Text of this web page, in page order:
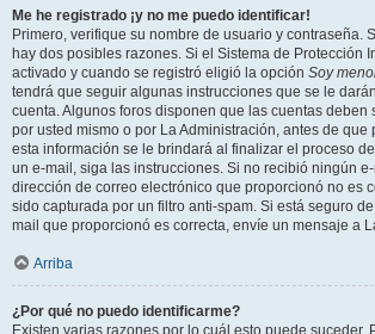
Me he registrado ¡y no me puedo identificar!
Primero, verifique su nombre de usuario y contraseña.
hay dos posibles razones. Si el Sistema de Protección
activado y cuando se registró eligió la opción Soy
tendrá que seguir algunas instrucciones que se le
cuenta. Algunos foros disponen que las cuentas deben
por usted mismo o por La Administración, antes de que
esta información se le brindará al finalizar el proceso
un e-mail, siga las instrucciones. Si no recibió ningún
dirección de correo electrónico que proporcionó no es
sido capturada por un filtro anti-spam. Si está seguro
mail que proporcionó es correcta, envíe un mensaje a
Arriba
¿Por qué no puedo identificarme?
Existen varias razones por lo cuál esto puede suceder.